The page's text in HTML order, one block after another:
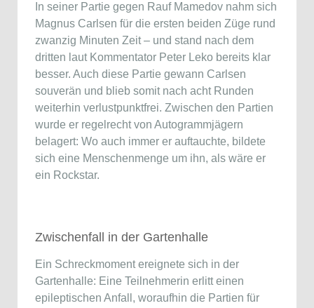
In seiner Partie gegen Rauf Mamedov nahm sich
Magnus Carlsen für die ersten beiden Züge rund
zwanzig Minuten Zeit – und stand nach dem
dritten laut Kommentator Peter Leko bereits klar
besser. Auch diese Partie gewann Carlsen
souverän und blieb somit nach acht Runden
weiterhin verlustpunktfrei. Zwischen den Partien
wurde er regelrecht von Autogrammjägern
belagert: Wo auch immer er auftauchte, bildete
sich eine Menschenmenge um ihn, als wäre er
ein Rockstar.
Zwischenfall in der Gartenhalle
Ein Schreckmoment ereignete sich in der
Gartenhalle: Eine Teilnehmerin erlitt einen
epileptischen Anfall, woraufhin die Partien für